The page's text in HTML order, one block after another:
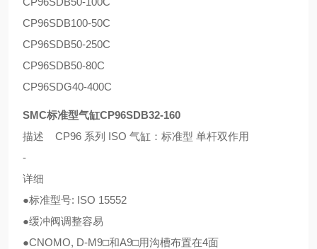
CP96SDB100-50C
CP96SDB50-250C
CP96SDB50-80C
CP96SDG40-400C
SMC标准型气缸CP96SDB32-160
描述 CP96 系列 ISO 气缸：标准型 单杆双作用
-
详细
●标准型号: ISO 15552
●缓冲阀调整容易
●CNOMO, D-M9□和A9□用沟槽布置在4面